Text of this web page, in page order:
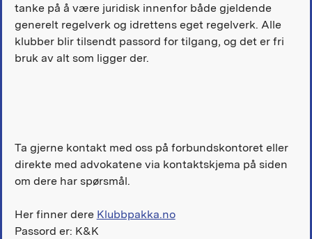
tanke på å være juridisk innenfor både gjeldende
generelt regelverk og idrettens eget regelverk. Alle
klubber blir tilsendt passord for tilgang, og det er fri
bruk av alt som ligger der.
Ta gjerne kontakt med oss på forbundskontoret eller
direkte med advokatene via kontaktskjema på siden
om dere har spørsmål.
Her finner dere Klubbpakka.no
Passord er: K&K